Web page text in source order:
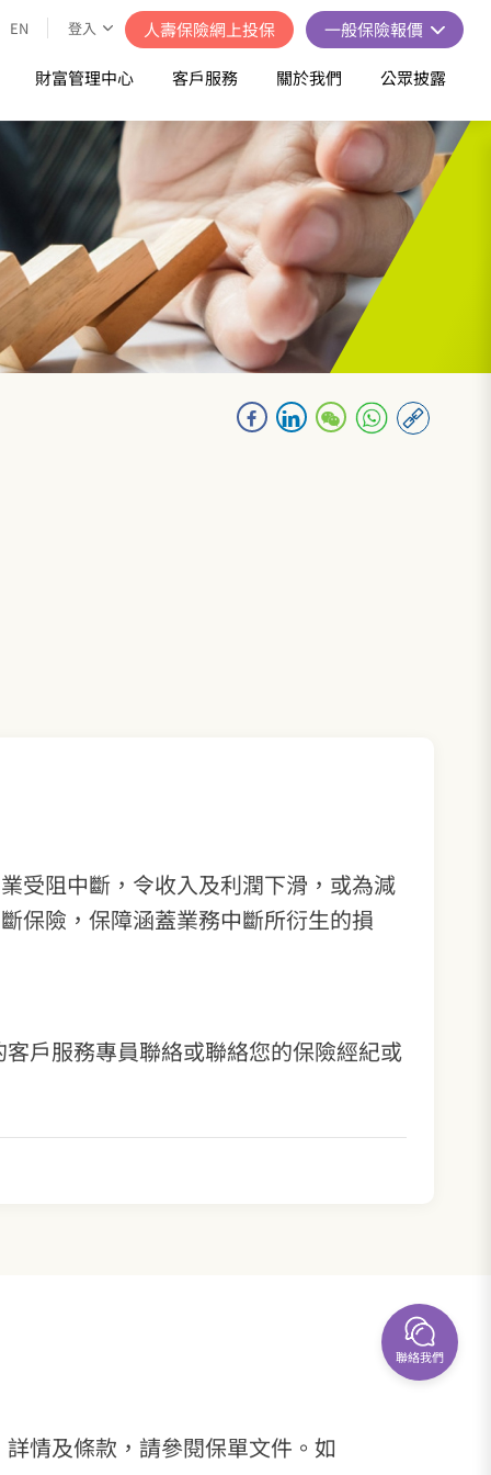
EN 登入 人壽保險網上投保 一般保險報價
財富管理中心 客戶服務 關於我們 公眾披露
受阻中斷，令收入及利潤下滑，或為減
保險，保障涵蓋業務中斷所衍生的損
客戶服務專員聯絡或聯絡您的保險經紀或
情及條款，請參閱保單文件。如
聯絡我們